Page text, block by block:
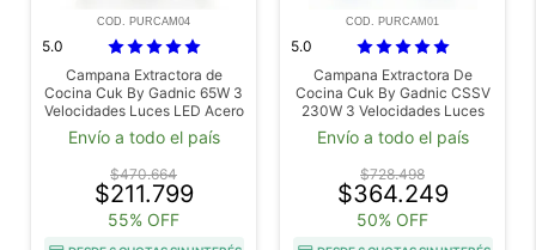
COD. PURCAM04
5.0
Campana Extractora de
Cocina Cuk By Gadnic 65W 3
Velocidades Luces LED Acero
Inoxidable 430
Envío a todo el país
$470.664
$211.799
55% OFF
COD. PURCAM01
5.0
Campana Extractora De
Cocina Cuk By Gadnic CSSV
230W 3 Velocidades Luces
LED
Envío a todo el país
$728.498
$364.249
50% OFF